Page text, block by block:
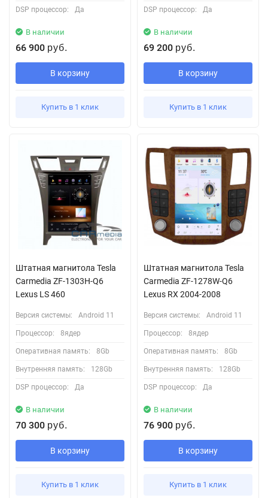
DSP процессор: Да
В наличии
66 900 руб.
В корзину
Купить в 1 клик
DSP процессор: Да
В наличии
69 200 руб.
В корзину
Купить в 1 клик
Штатная магнитола Tesla
Carmedia ZF-1303Н-Q6
Lexus LS 460
Версия системы: Android 11
Процессор: 8ядер
Оперативная память: 8Gb
Внутренняя память: 128Gb
DSP процессор: Да
В наличии
70 300 руб.
В корзину
Купить в 1 клик
Штатная магнитола Tesla
Carmedia ZF-1278W-Q6
Lexus RX 2004-2008
Версия системы: Android 11
Процессор: 8ядер
Оперативная память: 8Gb
Внутренняя память: 128Gb
DSP процессор: Да
В наличии
76 900 руб.
В корзину
Купить в 1 клик